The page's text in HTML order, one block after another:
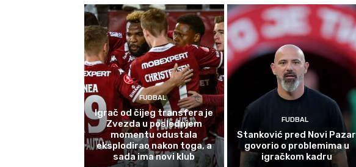
FUDBAL
Igrač od čijeg transfera je
Zvezda u poslednjem
momentu odustala
eksplodirao nakon toga, a
sada ima novi klub
FUDBAL
Stanković pred Novi Pazar
govorio o problemima u
igračkom kadru